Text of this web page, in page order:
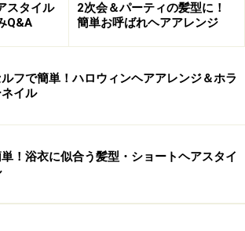
スタイル
Q&A
2次会＆パーティの髪型に！
簡単お呼ばれヘアアレンジ
フで簡単！ハロウィンヘアアレンジ＆ホラ
イル
！浴衣に似合う髪型・ショートヘアスタイ